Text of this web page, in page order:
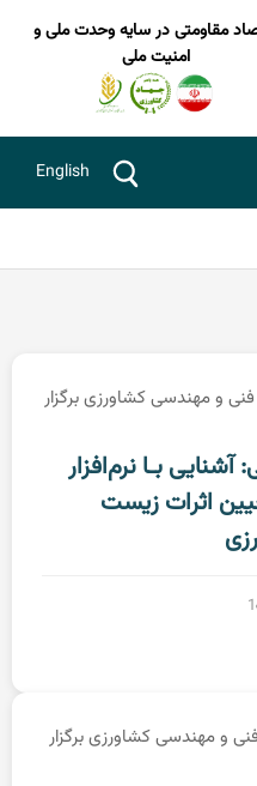
مقاومتی در سایه وحدت ملی و
امنیت ملی
English
و مهندسی کشاورزی برگزار
بـا نرم‌افزار
اثرات زیست
1
و مهندسی کشاورزی برگزار